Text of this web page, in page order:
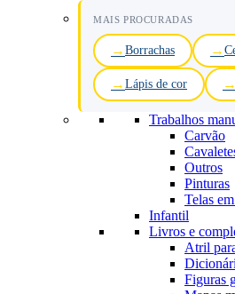
MAIS PROCURADAS
Borrachas
Lápis de cor
Trabalhos
Carvão
Outros
Pinturas
Telas
Infantil
Livros e
Atril
Figuras